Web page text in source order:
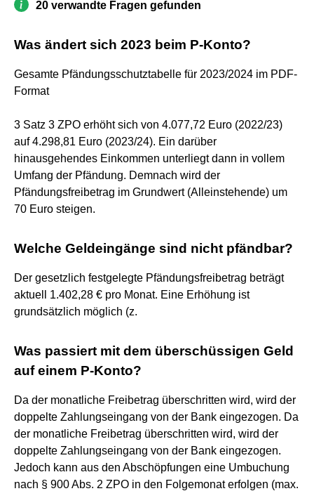
20 verwandte Fragen gefunden
Was ändert sich 2023 beim P-Konto?
Gesamte Pfändungsschutztabelle für 2023/2024 im PDF-
Format
3 Satz 3 ZPO erhöht sich von 4.077,72 Euro (2022/23)
auf 4.298,81 Euro (2023/24). Ein darüber
hinausgehendes Einkommen unterliegt dann in vollem
Umfang der Pfändung. Demnach wird der
Pfändungsfreibetrag im Grundwert (Alleinstehende) um
70 Euro steigen.
Welche Geldeingänge sind nicht pfändbar?
Der gesetzlich festgelegte Pfändungsfreibetrag beträgt
aktuell 1.402,28 € pro Monat. Eine Erhöhung ist
grundsätzlich möglich (z.
Was passiert mit dem überschüssigen Geld
auf einem P-Konto?
Da der monatliche Freibetrag überschritten wird, wird der
doppelte Zahlungseingang von der Bank eingezogen. Da
der monatliche Freibetrag überschritten wird, wird der
doppelte Zahlungseingang von der Bank eingezogen.
Jedoch kann aus den Abschöpfungen eine Umbuchung
nach § 900 Abs. 2 ZPO in den Folgemonat erfolgen (max.